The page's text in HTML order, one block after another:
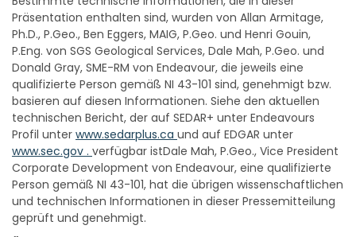
Ph.D., P.Geo., Ben Eggers, MAIG, P.Geo. und Henri Gouin,
P.Eng. von SGS Geological Services, Dale Mah, P.Geo. und
Donald Gray, SME-RM von Endeavour, die jeweils eine
qualifizierte Person gemäß NI 43-101 sind, genehmigt bzw.
basieren auf diesen Informationen. Siehe den aktuellen
technischen Bericht, der auf SEDAR+ unter Endeavours
Profil unterwww.sedarplus.caund auf EDGAR unter
www.sec.gov .verfügbar istDale Mah, P.Geo., Vice President
Corporate Development von Endeavour, eine qualifizierte
Person gemäß NI 43-101, hat die übrigen wissenschaftlichen
und technischen Informationen in dieser Pressemitteilung
geprüft und genehmigt.
Über Endeavour Silver